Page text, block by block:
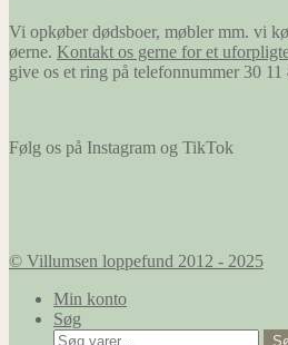
Vi opkøber dødsboer, møbler mm. vi
øerne. Kontakt os gerne for et
give os et ring på telefonnummer 30 11
Følg os på Instagram og TikTok
© Villumsen loppefund 2012 - 2025
Min konto
Søg
Søg